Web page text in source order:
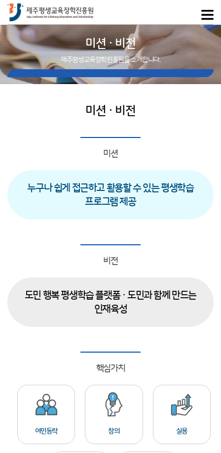
미션 · 비전
제주평생교육장학진흥원을 소개합니다.
미션 · 비전
미션
누구나 쉽게 접근하고 활용할 수 있는 평생학습
프로그램 제공
비전
도민 행복 평생학습 플랫폼 · 도민과 함께 만드는
인재육성
핵심가치
여민동락 창의 실용